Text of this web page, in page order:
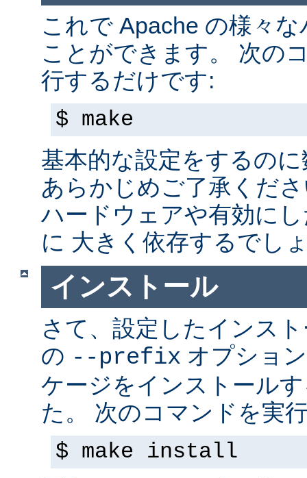
これで Apache の様々
ことができます。 次の
行するだけです:
$ make
基本的な設定をするの
あらかじめご了承くだ
ハードウェアや有効に
に 大きく依存するでし
インストール
さて、設定したインス
の --prefix オプショ
ケージをインストール
た。 次のコマンドを実
$ make install